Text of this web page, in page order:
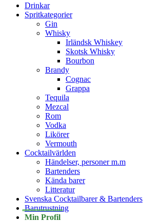
Drinkar
Spritkategorier
Gin
Whisky
Irländsk Whiskey
Skotsk Whisky
Bourbon
Brandy
Cognac
Grappa
Tequila
Mezcal
Rom
Vodka
Likörer
Vermouth
Cocktailvärlden
Händelser, personer m.m
Bartenders
Kända barer
Litteratur
Svenska Cocktailbarer & Bartenders
Barutrustning
Min Profil